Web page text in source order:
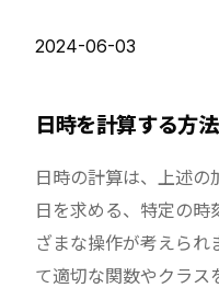
2024-06-03
日時を計算する方法
日時の計算は、上述
日を求める、特定の時
ざまな操作が考えられ
て適切な関数やクラス